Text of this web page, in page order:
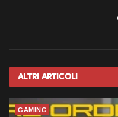
Altri Articoli
GAMING